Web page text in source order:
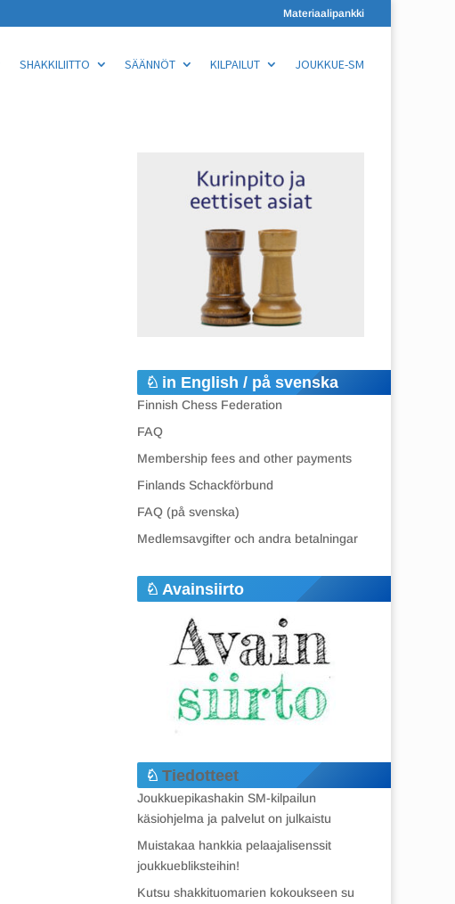
Materiaalipankki
SHAKKILIITTO SÄÄNNÖT KILPAILUT JOUKKUE-SM
in English / på svenska
Finnish Chess Federation
FAQ
Membership fees and other payments
Finlands Schackförbund
FAQ (på svenska)
Medlemsavgifter och andra betalningar
Avainsiirto
Tiedotteet
Joukkuepikashakin SM-kilpailun
käsiohjelma ja palvelut on julkaistu
Muistakaa hankkia pelaajalisenssit
joukkuebliksteihin!
Kutsu shakkituomarien kokoukseen su